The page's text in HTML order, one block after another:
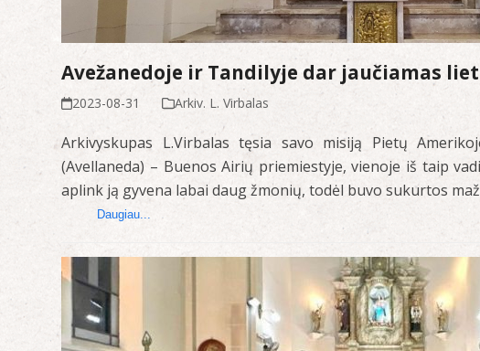
Avežanedoje ir Tandilyje dar jaučiamas
2023-08-31 Arkiv. L. Virbalas
Arkivyskupas L.Virbalas tęsia savo misiją Pietų
(Avellaneda) – Buenos Airių priemiestyje, vienoje iš taip
aplink ją gyvena labai daug žmonių, todėl buvo sukurtos
Daugiau...